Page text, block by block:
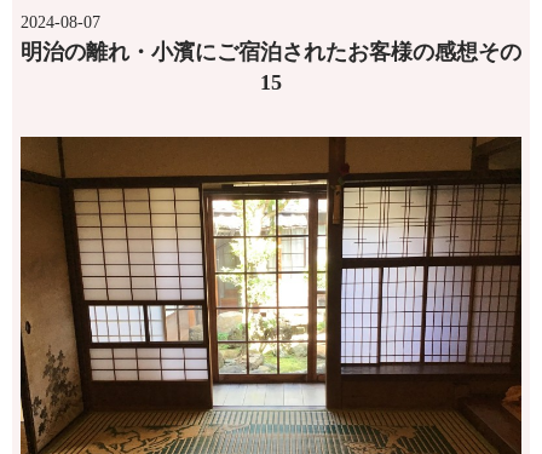
2024-08-07
明治の離れ・小濱にご宿泊されたお客様の感想その
15